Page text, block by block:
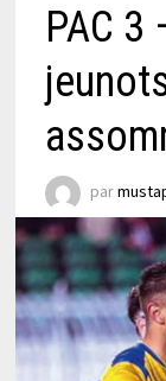
PAC 3
par